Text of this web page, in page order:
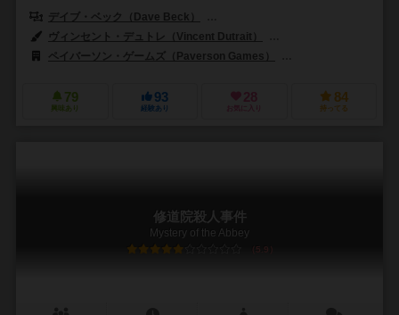
デイブ・ベック（Dave Beck）
ヴィンセント・デュトレ（Vincent Dutrait）
ペイバーソン・ゲームズ（Paverson Games）
79
興味あり
93
経験あり
28
お気に入り
84
持ってる
修道院殺人事件
Mystery of the Abbey
5.9